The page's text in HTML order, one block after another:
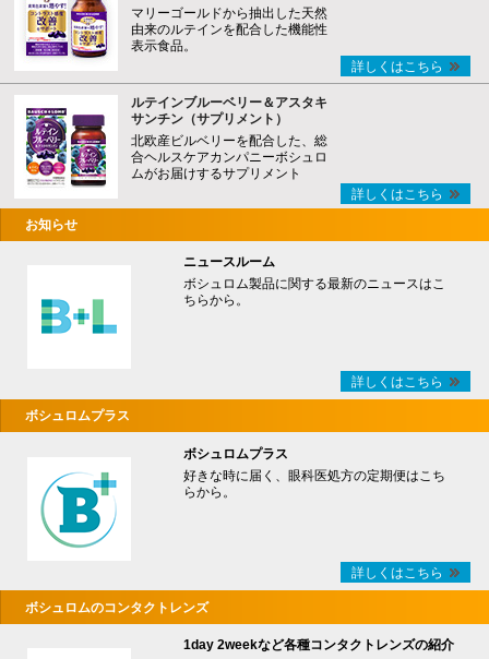
マリーゴールドから抽出した天然
由来のルテインを配合した機能性
表示食品。
詳しくはこちら
ルテインブルーベリー＆アスタキ
サンチン（サプリメント）
北欧産ビルベリーを配合した、総
合ヘルスケアカンパニーボシュロ
ムがお届けするサプリメント
詳しくはこちら
お知らせ
ニュースルーム
ボシュロム製品に関する最新のニュースはこ
ちらから。
詳しくはこちら
ボシュロムプラス
ボシュロムプラス
好きな時に届く、眼科医処方の定期便はこち
らから。
詳しくはこちら
ボシュロムのコンタクトレンズ
1day 2weekなど各種コンタクトレンズの紹介